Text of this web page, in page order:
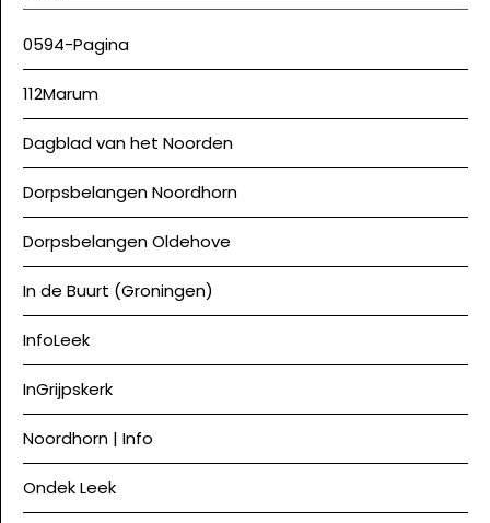
0594-Pagina
112Marum
Dagblad van het Noorden
Dorpsbelangen Noordhorn
Dorpsbelangen Oldehove
In de Buurt (Groningen)
InfoLeek
InGrijpskerk
Noordhorn | Info
Ondek Leek